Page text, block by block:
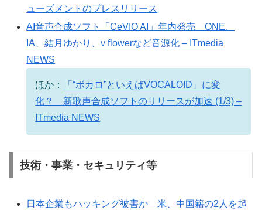
ューズメントのプレスリリース
AI音声合成ソフト「CeVIO AI」年内発売 ONE、
IA、結月ゆかり、v flowerなど音源化 – ITmedia
NEWS
ほか：
「“ボカロ”といえばVOCALOID」に変
化？ 新歌声合成ソフトのリリースが加速 (1/3) –
ITmedia NEWS
技術・事業・セキュリティ等
日本企業もハッキング被害か 米、中国籍の2人を起